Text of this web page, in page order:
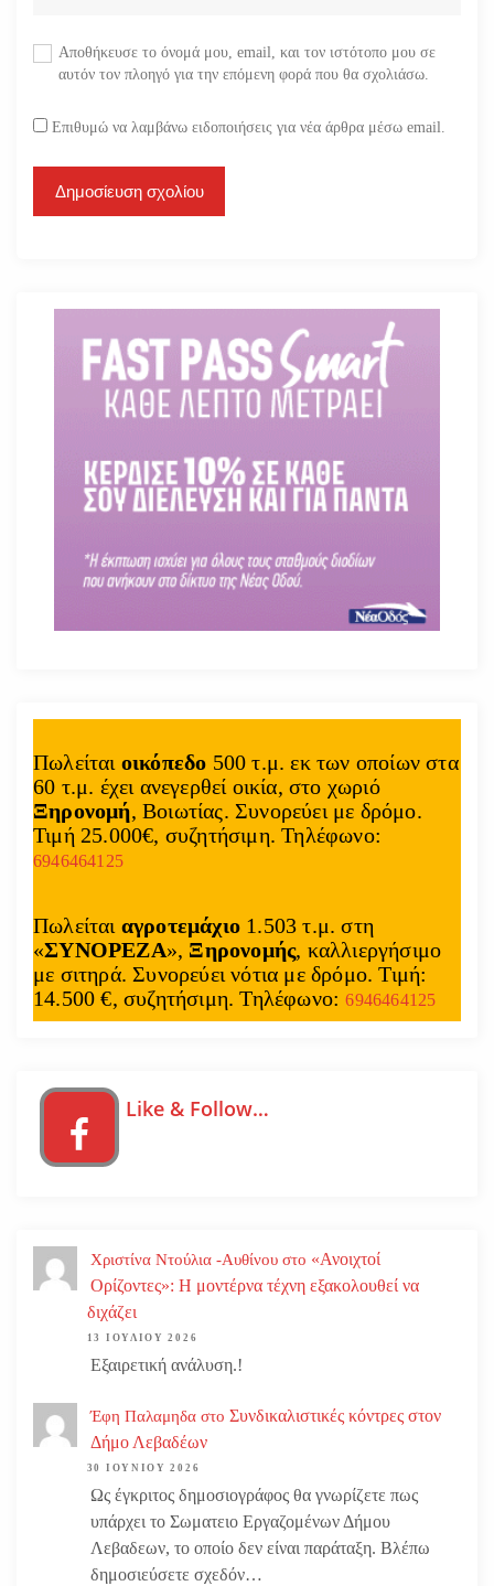
Αποθήκευσε το όνομά μου, email, και τον ιστότοπο μου σε
αυτόν τον πλοηγό για την επόμενη φορά που θα σχολιάσω.
Επιθυμώ να λαμβάνω ειδοποιήσεις για νέα άρθρα μέσω email.
Πωλείται οικόπεδο 500 τ.μ. εκ των οποίων στα
60 τ.μ. έχει ανεγερθεί οικία, στο χωριό
Ξηρονομή, Βοιωτίας. Συνορεύει με δρόμο.
Τιμή 25.000€, συζητήσιμη. Τηλέφωνο:
6946464125
Πωλείται αγροτεμάχιο 1.503 τ.μ. στη
«ΣΥΝΟΡΕΖΑ», Ξηρονομής, καλλιεργήσιμο
με σιτηρά. Συνορεύει νότια με δρόμο. Τιμή:
14.500 €, συζητήσιμη. Τηλέφωνο:6946464125
Like & Follow…
Χριστίνα Ντούλια -Αυθίνου στο «Ανοιχτοί
Ορίζοντες»: Η μοντέρνα τέχνη εξακολουθεί να
διχάζει
13 ΙΟΥΛΊΟΥ 2026
Εξαιρετική ανάλυση.!
Έφη Παλαμηδα στο Συνδικαλιστικές κόντρες στον
Δήμο Λεβαδέων
30 ΙΟΥΝΊΟΥ 2026
Ως έγκριτος δημοσιογράφος θα γνωρίζετε πως
υπάρχει το Σωματειο Εργαζομένων Δήμου
Λεβαδεων, το οποίο δεν είναι παράταξη. Βλέπω
δημοσιεύσετε σχεδόν…